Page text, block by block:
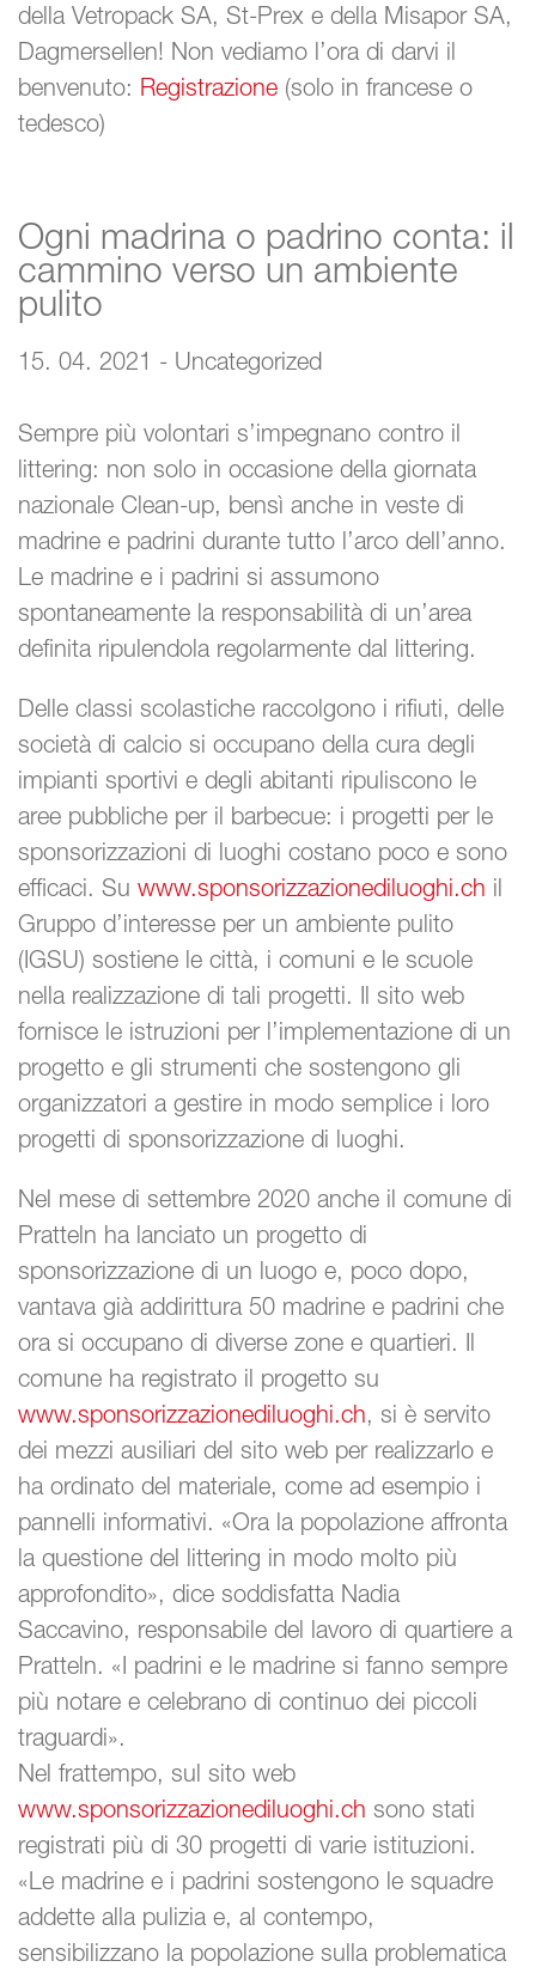
della Vetropack SA, St-Prex e della Misapor SA,
Dagmersellen! Non vediamo l’ora di darvi il
benvenuto: Registrazione (solo in francese o
tedesco)
Ogni madrina o padrino conta: il
cammino verso un ambiente
pulito
15. 04. 2021 - Uncategorized
Sempre più volontari s’impegnano contro il
littering: non solo in occasione della giornata
nazionale Clean-up, bensì anche in veste di
madrine e padrini durante tutto l’arco dell’anno.
Le madrine e i padrini si assumono
spontaneamente la responsabilità di un’area
definita ripulendola regolarmente dal littering.
Delle classi scolastiche raccolgono i rifiuti, delle
società di calcio si occupano della cura degli
impianti sportivi e degli abitanti ripuliscono le
aree pubbliche per il barbecue: i progetti per le
sponsorizzazioni di luoghi costano poco e sono
efficaci. Su www.sponsorizzazionediluoghi.ch il
Gruppo d’interesse per un ambiente pulito
(IGSU) sostiene le città, i comuni e le scuole
nella realizzazione di tali progetti. Il sito web
fornisce le istruzioni per l’implementazione di un
progetto e gli strumenti che sostengono gli
organizzatori a gestire in modo semplice i loro
progetti di sponsorizzazione di luoghi.
Nel mese di settembre 2020 anche il comune di
Pratteln ha lanciato un progetto di
sponsorizzazione di un luogo e, poco dopo,
vantava già addirittura 50 madrine e padrini che
ora si occupano di diverse zone e quartieri. Il
comune ha registrato il progetto su
www.sponsorizzazionediluoghi.ch, si è servito
dei mezzi ausiliari del sito web per realizzarlo e
ha ordinato del materiale, come ad esempio i
pannelli informativi. «Ora la popolazione affronta
la questione del littering in modo molto più
approfondito», dice soddisfatta Nadia
Saccavino, responsabile del lavoro di quartiere a
Pratteln. «I padrini e le madrine si fanno sempre
più notare e celebrano di continuo dei piccoli
traguardi».
Nel frattempo, sul sito web
www.sponsorizzazionediluoghi.ch sono stati
registrati più di 30 progetti di varie istituzioni.
«Le madrine e i padrini sostengono le squadre
addette alla pulizia e, al contempo,
sensibilizzano la popolazione sulla problematica